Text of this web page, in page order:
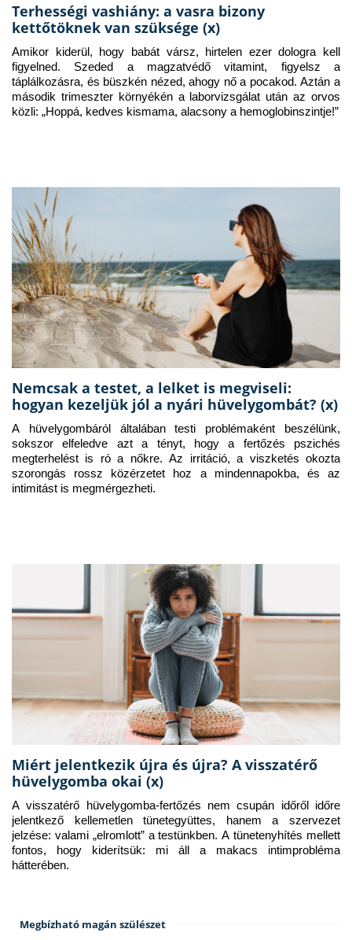
Terhességi vashiány: a vasra bizony
kettőtöknek van szüksége (x)
Amikor kiderül, hogy babát vársz, hirtelen ezer dologra kell
figyelned. Szeded a magzatvédő vitamint, figyelsz a
táplálkozásra, és büszkén nézed, ahogy nő a pocakod. Aztán a
második trimeszter környékén a laborvizsgálat után az orvos
közli: „Hoppá, kedves kismama, alacsony a hemoglobinszintje!”
Nemcsak a testet, a lelket is megviseli:
hogyan kezeljük jól a nyári hüvelygombát? (x)
A hüvelygombáról általában testi problémaként beszélünk,
sokszor elfeledve azt a tényt, hogy a fertőzés pszichés
megterhelést is ró a nőkre. Az irritáció, a viszketés okozta
szorongás rossz közérzetet hoz a mindennapokba, és az
intimitást is megmérgezheti.
Miért jelentkezik újra és újra? A visszatérő
hüvelygomba okai (x)
A visszatérő hüvelygomba-fertőzés nem csupán időről időre
jelentkező kellemetlen tünetegyüttes, hanem a szervezet
jelzése: valami „elromlott” a testünkben. A tünetenyhítés mellett
fontos, hogy kiderítsük: mi áll a makacs intimprobléma
hátterében.
Megbízható magán szülészet